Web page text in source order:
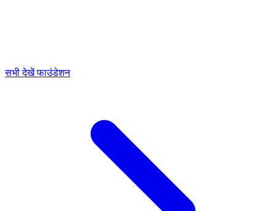
सभी देखें फाउंडेशन